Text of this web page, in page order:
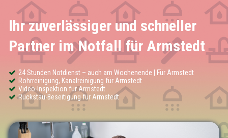
Ihr zuverlässiger und schneller
Partner im Notfall für Armstedt
24 Stunden Notdienst – auch am Wochenende | Für Armstedt
Rohrreinigung, Kanalreinigung für Armstedt
Video-Inspektion für Armstedt
Rückstau-Beseitigung für Armstedt